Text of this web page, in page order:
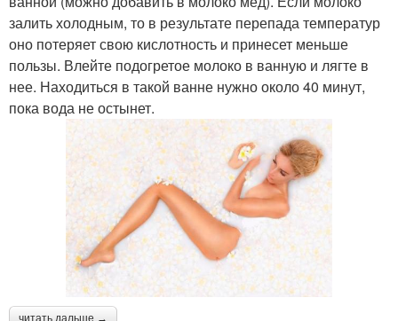
залить холодным, то в результате перепада температур
оно потеряет свою кислотность и принесет меньше
пользы. Влейте подогретое молоко в ванную и лягте в
нее. Находиться в такой ванне нужно около 40 минут,
пока вода не остынет.
читать дальше →